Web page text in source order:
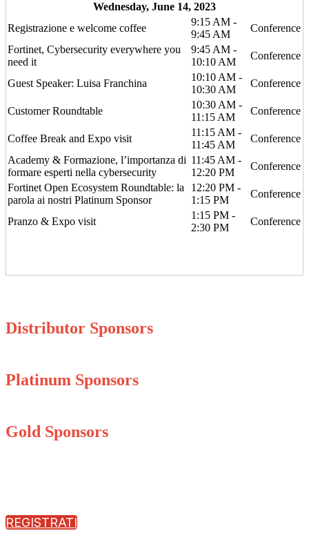
Wednesday, June 14, 2023
Registrazione e welcome coffee
9:15 AM -
9:45 AM
Conference
Fortinet, Cybersecurity everywhere you
need it
9:45 AM -
10:10 AM
Conference
Guest Speaker: Luisa Franchina
10:10 AM -
10:30 AM
Conference
Customer Roundtable
10:30 AM -
11:15 AM
Conference
Coffee Break and Expo visit
11:15 AM -
11:45 AM
Conference
Academy & Formazione, l’importanza di
formare esperti nella cybersecurity
11:45 AM -
12:20 PM
Conference
Fortinet Open Ecosystem Roundtable: la
parola ai nostri Platinum Sponsor
12:20 PM -
1:15 PM
Conference
Pranzo & Expo visit
1:15 PM -
2:30 PM
Conference
Distributor Sponsors
Platinum Sponsors
Gold Sponsors
REGISTRATI